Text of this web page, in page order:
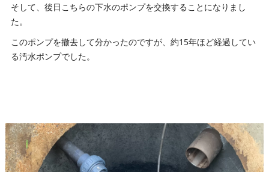
そして、後日こちらの下水のポンプを交換することになりまし
た。
このポンプを撤去して分かったのですが、約15年ほど経過してい
る汚水ポンプでした。